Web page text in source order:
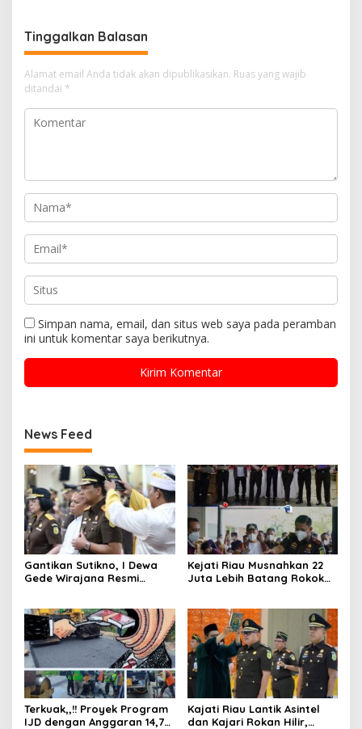
Tinggalkan Balasan
Alamat email Anda tidak akan dipublikasikan. Ruas yang wajib
ditandai *
Simpan nama, email, dan situs web saya pada peramban
ini untuk komentar saya berikutnya.
News Feed
Gantikan Sutikno, I Dewa
Gede Wirajana Resmi
Kejati Riau Musnahkan 22
Juta Lebih Batang Rokok
Inkrah
Terkuak,,!! Proyek Program
IJD dengan Anggaran 14,75
Kajati Riau Lantik Asintel
dan Kajari Rokan Hilir,